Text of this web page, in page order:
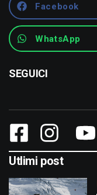
Facebook
WhatsApp
SEGUICI
Utlimi post